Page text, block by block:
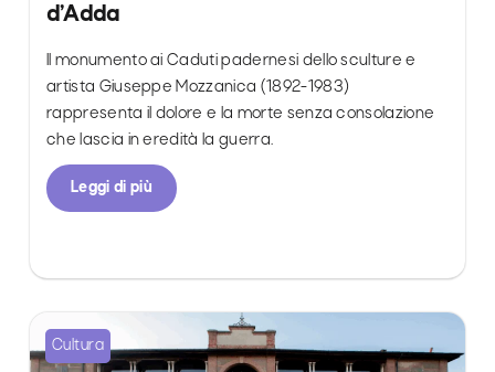
d’Adda
Il monumento ai Caduti padernesi dello sculture e
artista Giuseppe Mozzanica (1892-1983)
rappresenta il dolore e la morte senza consolazione
che lascia in eredità la guerra.
Leggi di più
Cultura